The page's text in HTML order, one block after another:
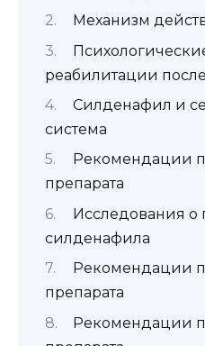
Механизм
реабилитации
Силденафил и
система
Рекомендации
препарата
Исследования о
силденафила
Рекомендации
препарата
Рекомендации